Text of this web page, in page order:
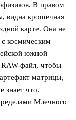
В правом
видна крошечная
карте. Она не
с космическим
южной
RAW-файл, чтобы
матрицы,
знает что.
Млечного